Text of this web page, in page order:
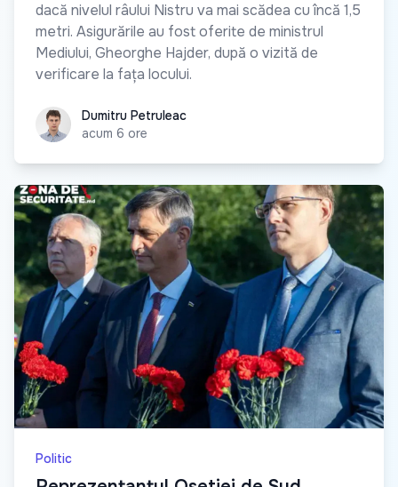
dacă nivelul râului Nistru va mai scădea cu încă 1,5
metri. Asigurările au fost oferite de ministrul
Mediului, Gheorghe Hajder, după o vizită de
verificare la fața locului.
Dumitru Petruleac
Dumitru Petruleac
acum 6 ore
Politic